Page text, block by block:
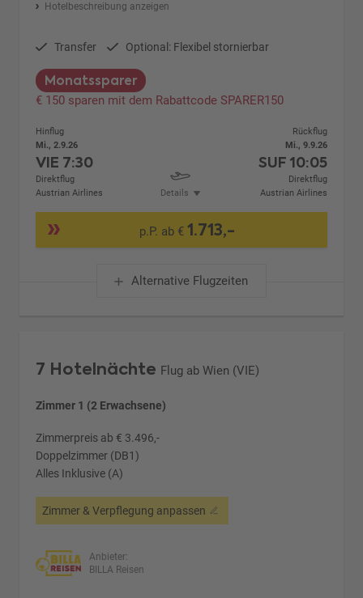
Hotelbeschreibung anzeigen
Transfer Optional: Flexibel stornierbar
Monatssparer
€ 150 sparen mit dem Rabattcode SPARER150
Hinflug
Mi., 2.9.26
VIE 7:30
Direktflug
Austrian Airlines
Details
Rückflug
Mi., 9.9.26
SUF 10:05
Direktflug
Austrian Airlines
p.P. ab €1.713,-
Alternative Flugzeiten
7 Hotelnächte Flug ab Wien (VIE)
Zimmer 1 (2 Erwachsene)
Zimmerpreis ab € 3.496,-
Doppelzimmer (DB1)
Alles Inklusive (A)
Zimmer & Verpflegung anpassen
Anbieter:
BILLA Reisen